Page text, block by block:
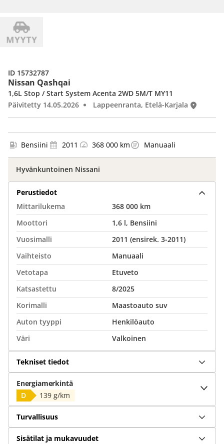
Nissan Qashqai
1,6L Stop / Start System Acenta 2WD 5M/T MY11
Päivitetty 14.05.2026
Lappeenranta, Etelä-Karjala
ID 15732787
Bensiini 2011 368 000 km Manuaali
Hyvänkuntoinen Nissani
Perustiedot
Mittarilukema
368 000 km
Moottori
1,6 l, Bensiini
Vuosimalli
2011 (ensirek. 3-2011)
Vaihteisto
Manuaali
Vetotapa
Etuveto
Katsastettu
8/2025
Korimalli
Maastoauto suv
Auton tyyppi
Henkilöauto
Väri
Valkoinen
Tekniset tiedot
Energiamerkintä
D
139 g/km
Turvallisuus
Sisätilat ja mukavuudet